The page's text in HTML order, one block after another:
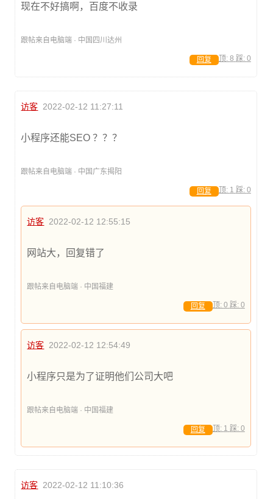
现在不好搞啊，百度不收录
跟帖来自电脑端 · 中国四川达州
顶: 8 踩: 0
回复
访客 2022-02-12 11:27:11
小程序还能SEO ？？？
跟帖来自电脑端 · 中国广东揭阳
顶: 1 踩: 0
回复
访客 2022-02-12 12:55:15
网站大，回复错了
跟帖来自电脑端 · 中国福建
顶: 0 踩: 0
回复
访客 2022-02-12 12:54:49
小程序只是为了证明他们公司大吧
跟帖来自电脑端 · 中国福建
顶: 1 踩: 0
回复
访客 2022-02-12 11:10:36